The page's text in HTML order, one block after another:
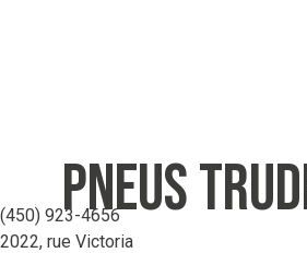
Pneus
(450) 923-4656
2022, rue Victoria